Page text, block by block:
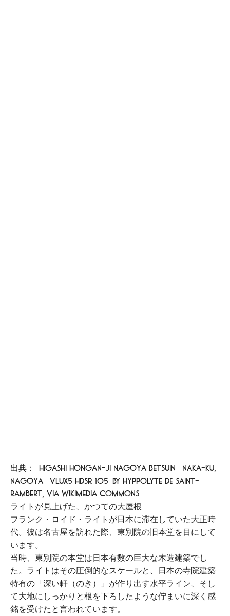
出典：[Higashi Hongan-ji Nagoya Betsuin (Naka-ku,
Nagoya) VLux5 hdsr 105]by Hyppolyte de Saint-
Rambert, via Wikimedia Commons
ライトが見上げた、かつての大屋根
フランク・ロイド・ライトが日本に滞在していた大正時
代。彼は名古屋を訪れた際、東別院の旧本堂を目にして
います。
当時、東別院の本堂は日本有数の巨大な木造建築でし
た。ライトはその圧倒的なスケールと、日本の寺院建築
特有の「深い軒（のき）」が作り出す水平ライン、そし
て大地にしっかりと根を下ろしたような佇まいに深く感
銘を受けたと言われています。